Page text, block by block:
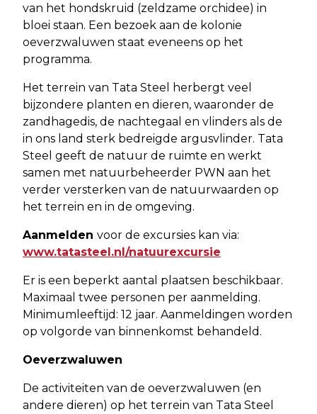
van het hondskruid (zeldzame orchidee) in
bloei staan. Een bezoek aan de kolonie
oeverzwaluwen staat eveneens op het
programma.
Het terrein van Tata Steel herbergt veel
bijzondere planten en dieren, waaronder de
zandhagedis, de nachtegaal en vlinders als de
in ons land sterk bedreigde argusvlinder. Tata
Steel geeft de natuur de ruimte en werkt
samen met natuurbeheerder PWN aan het
verder versterken van de natuurwaarden op
het terrein en in de omgeving.
Aanmelden voor de excursies kan via:
www.tatasteel.nl/natuurexcursie
Er is een beperkt aantal plaatsen beschikbaar.
Maximaal twee personen per aanmelding.
Minimumleeftijd: 12 jaar. Aanmeldingen worden
op volgorde van binnenkomst behandeld.
Oeverzwaluwen
De activiteiten van de oeverzwaluwen (en
andere dieren) op het terrein van Tata Steel